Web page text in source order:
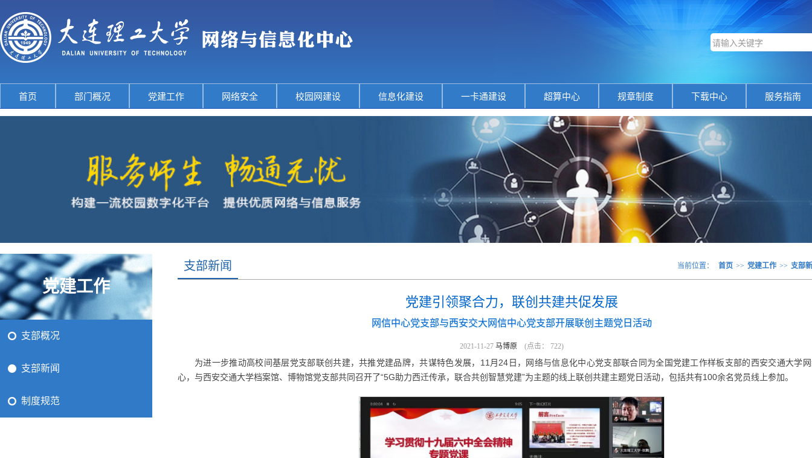
首页 部门概况 党建工作 网络安全 校园网建设 信息化建设 一卡通建设 超算中心 规章制度 下载中心 服务指南
党建工作
支部概况
支部新闻
制度规范
支部新闻 当前位置： 首页 >> 党建工作 >> 支部
党建引领聚合力，联创共建共促发展
网信中心党支部与西安交大网信中心党支部开展联创主题党日活动
2021-11-27 马博原 (点击： 722)
为进一步推动高校间基层党支部联创共建，共推党建品牌，共谋特色发展，11月24日，网络与信息化中心党支部联合同为全国党建工作样板支部的西安交通大学
心，与西安交通大学档案馆、博物馆党支部共同召开了“5G助力西迁传承，联合共创智慧党建”为主题的线上联创共建主题党日活动，包括共有100余名党员线上参加。